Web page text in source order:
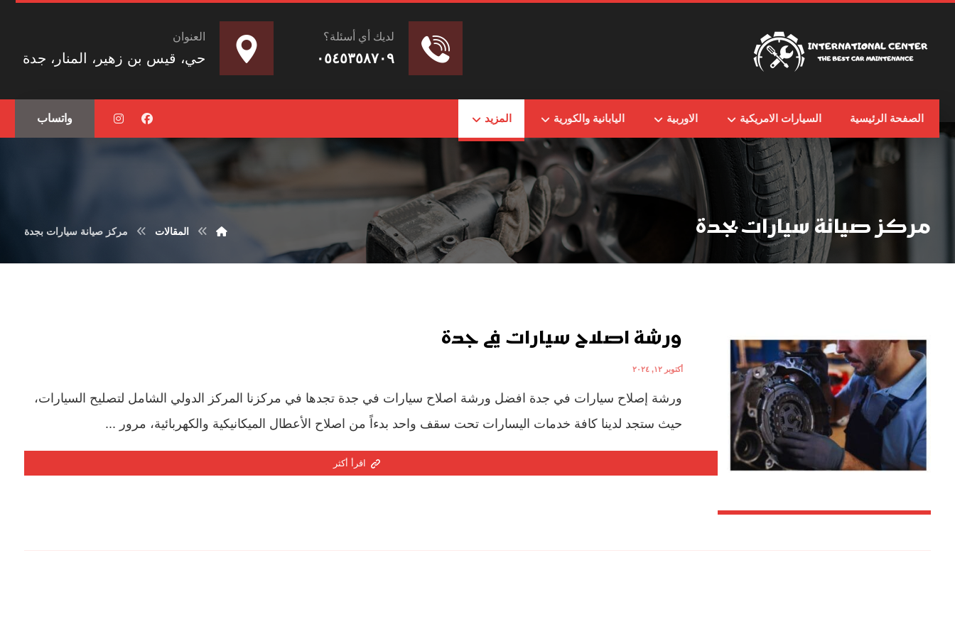
العنوان
حي، قيس بن زهير، المنار، جدة
لديك أي أسئلة؟
٠٥٤٥٣٥٨٧٠٩
الصفحة الرئيسية السيارات الامريكية الاوربية اليابانية والكورية المزيد واتساب
مركز صيانة سيارات بجدة المقالات مركز صيانة سيارات بجدة
ورشة اصلاح سيارات في جدة
أكتوبر ١٢, ٢٠٢٤
ورشة إصلاح سيارات في جدة افضل ورشة اصلاح سيارات في جدة تجدها في مركزنا المركز الدولي الشامل لتصليح السيارات،
حيث ستجد لدينا كافة خدمات اليسارات تحت سقف واحد بدءاً من اصلاح الأعطال الميكانيكية والكهربائية، مرور ...
اقرأ أكثر